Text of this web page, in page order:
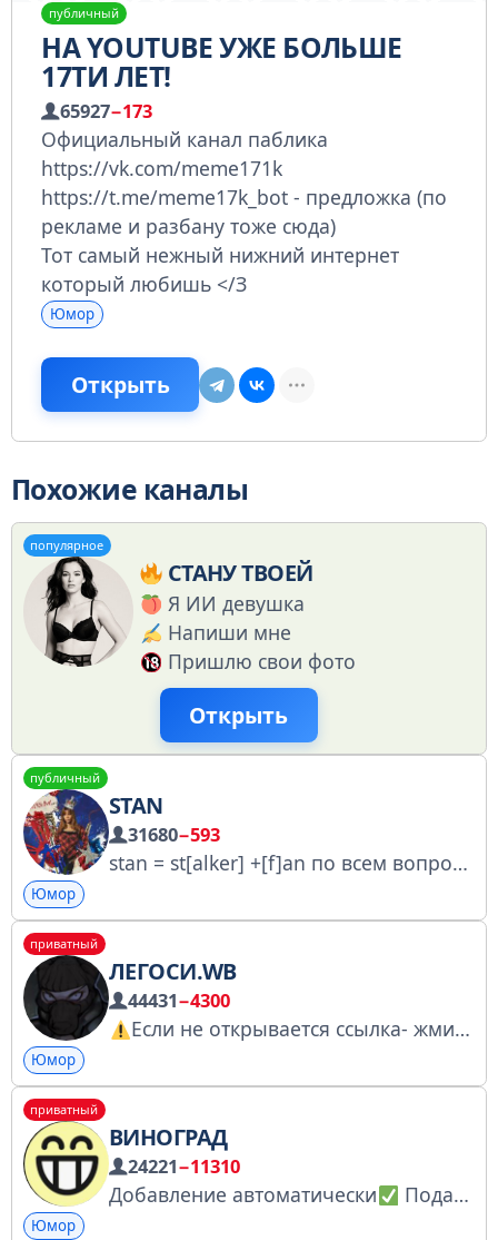
публичный
НА YOUTUBE УЖЕ БОЛЬШЕ
17ТИ ЛЕТ!
65927−173
Официальный канал паблика
https://vk.com/meme171k
https://t.me/meme17k_bot - предложка (по
рекламе и разбану тоже сюда)
Тот самый нежный нижний интернет
который любишь </З
Юмор
Открыть
Похожие каналы
популярное
СТАНУ ТВОЕЙ
Я ИИ девушка
Напиши мне
Пришлю свои фото
Открыть
публичный
STAN
31680−593
stan = st[alker] +[f]an по всем вопросам: @stan_pr
Юмор
приватный
ЛЕГОСИ.WB
44431−4300
Если не открывается ссылка- жми на три точки в верхнем правом углу и открыть в браузере По рекламе/сотрудничеству: @howtovolk Ссылка для друга: https://t.me/+JpYUjq0fTR44MjAy
Юмор
приватный
ВИНОГРАД
24221−11310
Добавление автоматически Подай заявку
Юмор